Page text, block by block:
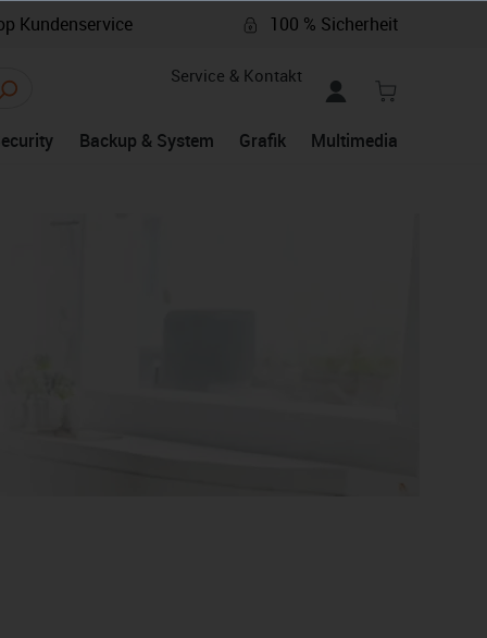
Kundenservice 100 % Sicherheit
Service & Kontakt
Backup & System Grafik Multimedia